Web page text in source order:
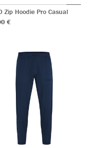
Zip Hoodie Pro Casual
€